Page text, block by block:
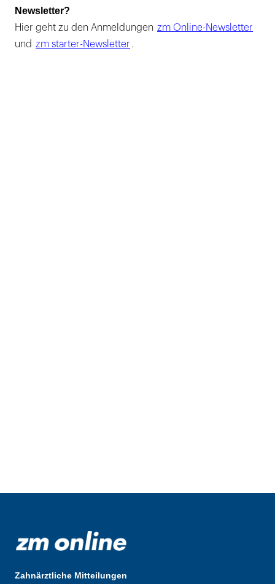
Newsletter?
Hier geht zu den Anmeldungen zm Online-Newsletter
und zm starter-Newsletter .
Zahnärztliche Mitteilungen